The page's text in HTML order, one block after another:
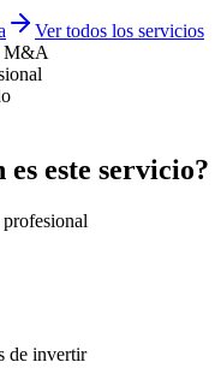
Ver todos los servicios
M&A
es este servicio?
de invertir